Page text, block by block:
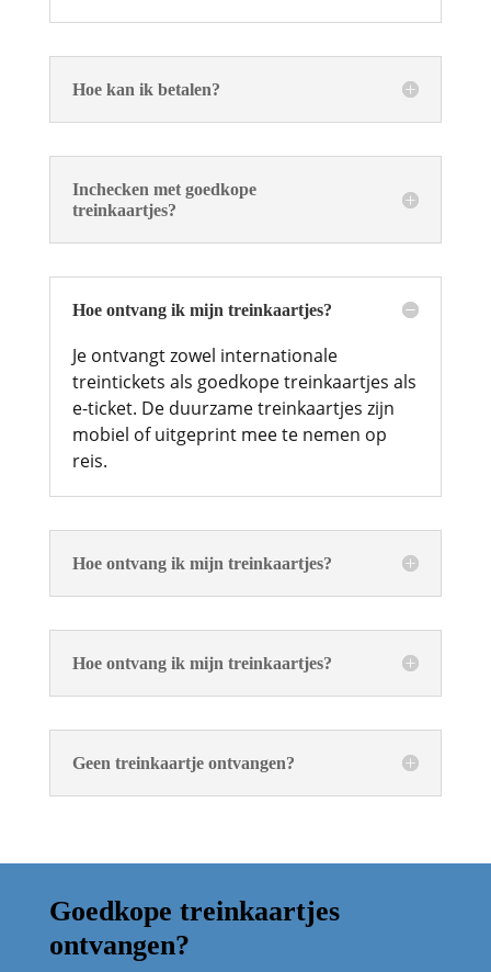
Hoe kan ik betalen?
Inchecken met goedkope
treinkaartjes?
Hoe ontvang ik mijn treinkaartjes?
Je ontvangt zowel internationale
treintickets als goedkope treinkaartjes als
e-ticket. De duurzame treinkaartjes zijn
mobiel of uitgeprint mee te nemen op
reis.
Hoe ontvang ik mijn treinkaartjes?
Hoe ontvang ik mijn treinkaartjes?
Geen treinkaartje ontvangen?
Goedkope treinkaartjes
ontvangen?